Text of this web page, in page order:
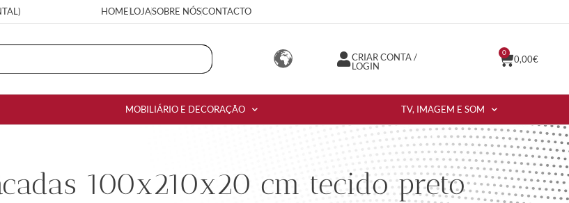
HOMELOJASOBRE NÓSCONTACTO
CRIAR CONTA /
LOGIN
0,00€
0
MOBILIÁRIO E DECORAÇÃO TV, IMAGEM E SOM
100x210x20 cm tecido preto